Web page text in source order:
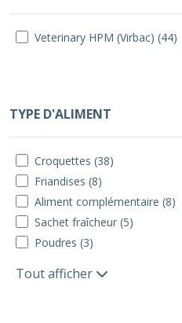
Veterinary HPM (Virbac) (44)
TYPE D'ALIMENT
Croquettes (38)
Friandises (8)
Aliment complémentaire (8)
Sachet fraîcheur (5)
Poudres (3)
Tout afficher